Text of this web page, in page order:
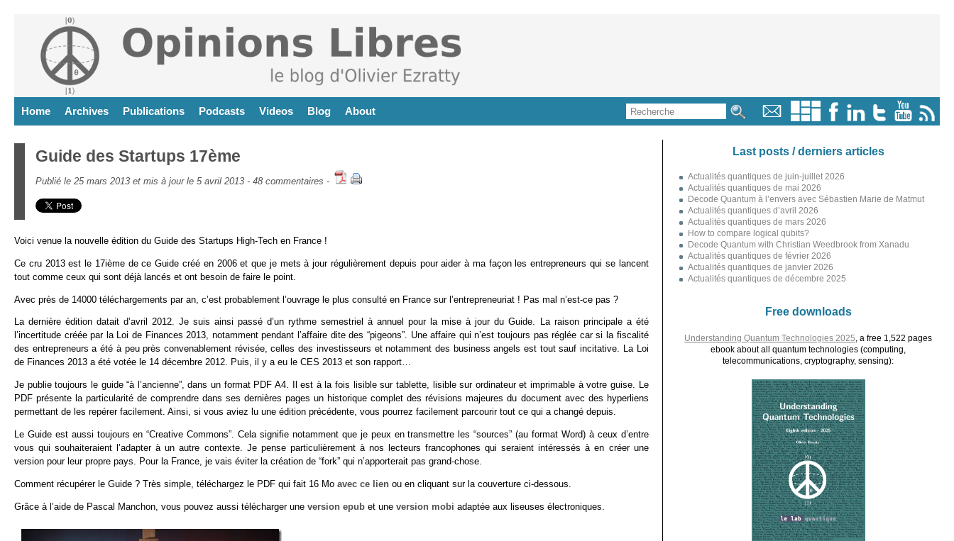
Home Archives Publications Podcasts Videos Blog About
Guide des Startups 17ème
Publié le 25 mars 2013 et mis à jour le 5 avril 2013 - 48 commentaires -
Voici venue la nouvelle édition du Guide des Startups High-Tech en France !
Ce cru 2013 est le 17ième de ce Guide créé en 2006 et que je mets à jour régulièrement depuis pour aider à ma façon les entrepreneurs qui se lancent
tout comme ceux qui sont déjà lancés et ont besoin de faire le point.
Avec près de 14000 téléchargements par an, c’est probablement l’ouvrage le plus consulté en France sur l’entrepreneuriat ! Pas mal n’est-ce pas ?
La dernière édition datait d’avril 2012. Je suis ainsi passé d’un rythme semestriel à annuel pour la mise à jour du Guide. La raison principale a été
l’incertitude créée par la Loi de Finances 2013, notamment pendant l’affaire dite des “pigeons”. Une affaire qui n’est toujours pas réglée car si la fiscalité
des entrepreneurs a été à peu près convenablement révisée, celles des investisseurs et notamment des business angels est tout sauf incitative. La Loi
de Finances 2013 a été votée le 14 décembre 2012. Puis, il y a eu le CES 2013 et son rapport…
Je publie toujours le guide “à l’ancienne”, dans un format PDF A4. Il est à la fois lisible sur tablette, lisible sur ordinateur et imprimable à votre guise. Le
PDF présente la particularité de comprendre dans ses dernières pages un historique complet des révisions majeures du document avec des hyperliens
permettant de les repérer facilement. Ainsi, si vous aviez lu une édition précédente, vous pourrez facilement parcourir tout ce qui a changé depuis.
Le Guide est aussi toujours en “Creative Commons”. Cela signifie notamment que je peux en transmettre les “sources” (au format Word) à ceux d’entre
vous qui souhaiteraient l’adapter à un autre contexte. Je pense particulièrement à nos lecteurs francophones qui seraient intéressés à en créer une
version pour leur propre pays. Pour la France, je vais éviter la création de “fork” qui n’apporterait pas grand-chose.
Comment récupérer le Guide ? Très simple, téléchargez le PDF qui fait 16 Mo avec ce lien ou en cliquant sur la couverture ci-dessous.
Grâce à l’aide de Pascal Manchon, vous pouvez aussi télécharger une version epub et une version mobi adaptée aux liseuses électroniques.
Last posts / derniers articles
Actualités quantiques de juin-juillet 2026
Actualités quantiques de mai 2026
Decode Quantum à l’envers avec Sébastien Marie de Matmut
Actualités quantiques d’avril 2026
Actualités quantiques de mars 2026
How to compare logical qubits?
Decode Quantum with Christian Weedbrook from Xanadu
Actualités quantiques de février 2026
Actualités quantiques de janvier 2026
Actualités quantiques de décembre 2025
Free downloads
Understanding Quantum Technologies 2025 , a free 1,522 pages
ebook about all quantum technologies (computing,
telecommunications, cryptography, sensing):